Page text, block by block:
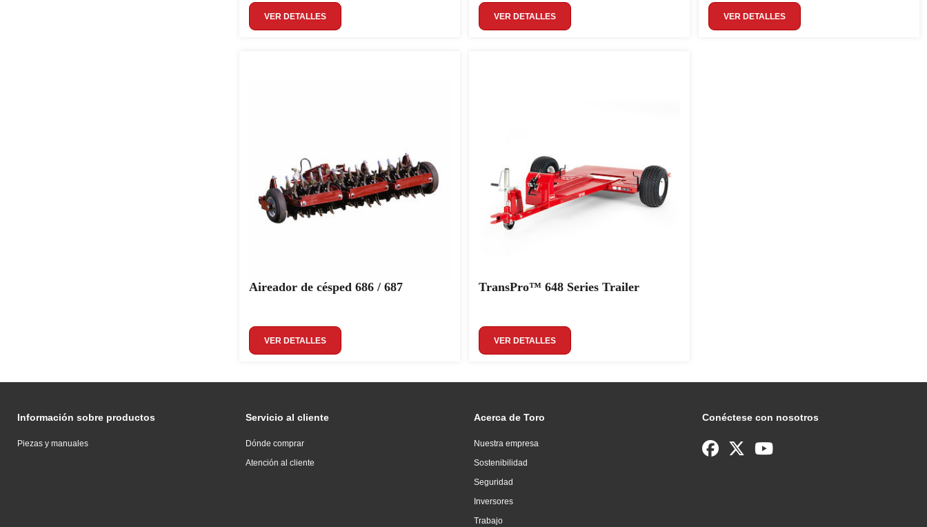
VER DETALLES VER DETALLES VER DETALLES
Aireador de césped 686 / 687
VER DETALLES
TransPro™ 648 Series Trailer
VER DETALLES
Información sobre productos
Piezas y manuales
Servicio al cliente
Dónde comprar
Atención al cliente
Acerca de Toro
Nuestra empresa
Sostenibilidad
Seguridad
Inversores
Trabajo
Conéctese con nosotros